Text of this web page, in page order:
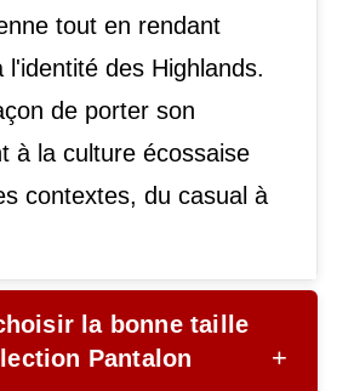
tout en rendant
l'identité des Highlands.
de porter son
à la culture écossaise
contextes, du casual à
la bonne taille
Pantalon
+